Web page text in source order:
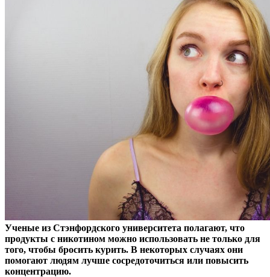
Ученые из Стэнфордского университета полагают, что
продукты с никотином можно использовать не только для
того, чтобы бросить курить. В некоторых случаях они
помогают людям лучше сосредоточиться или повысить
концентрацию.